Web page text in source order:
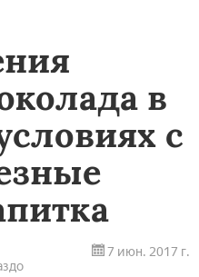
в
с
7 июн. 2017 г.